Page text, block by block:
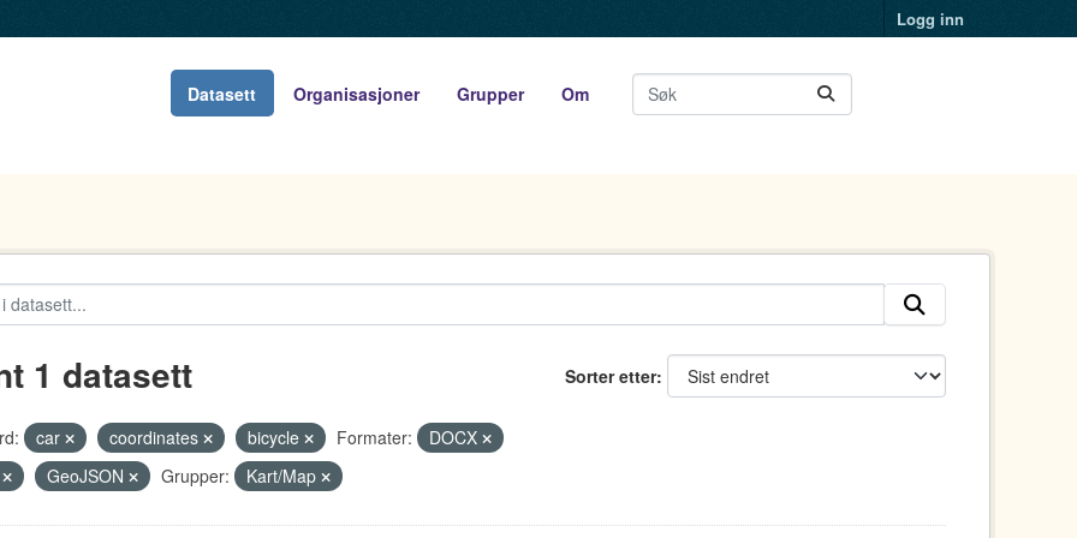
Logg inn
Datasett Organisasjoner Grupper Om
Sorter etter
1 datasett
car coordinates bicycle Formater:
DOCX
GeoJSON Grupper: Kart/Map